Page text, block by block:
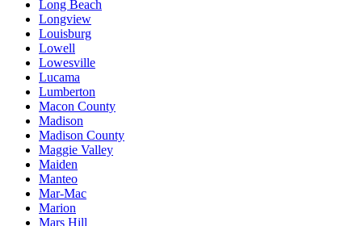
Long Beach
Longview
Louisburg
Lowell
Lowesville
Lucama
Lumberton
Macon County
Madison
Madison County
Maggie Valley
Maiden
Manteo
Mar-Mac
Marion
Mars Hill